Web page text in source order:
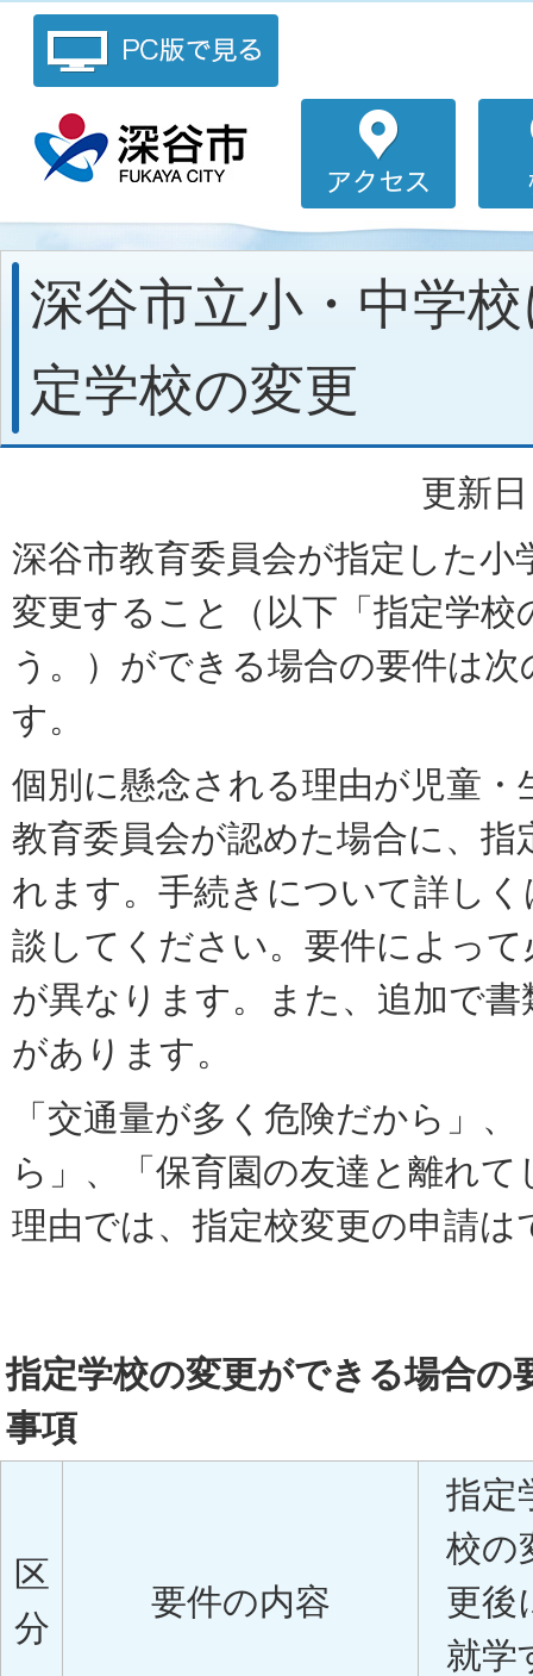
深谷市立小・中学
定学校の変更
更新
深谷市教育委員会が指定した小
変更すること（以下「指定学校
う。）ができる場合の要件は
す。
個別に懸念される理由が児童・
教育委員会が認めた場合に、指
れます。手続きについて詳し
談してください。要件によっ
が異なります。また、追加で
があります。
「交通量が多く危険だから」
ら」、「保育園の友達と離れ
理由では、指定校変更の申請は
指定学校の変更ができる場合の
事項
区
分
要件の内容
指定
校の
更後
就学